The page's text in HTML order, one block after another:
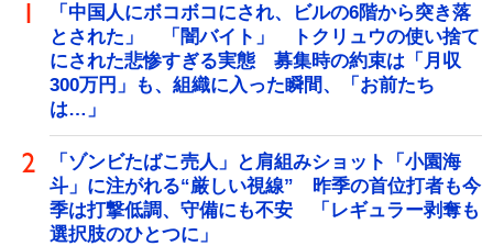
「中国人にボコボコにされ、ビルの6階から突き落
とされた」 「闇バイト」 トクリュウの使い捨て
にされた悲惨すぎる実態 募集時の約束は「月収
300万円」も、組織に入った瞬間、「お前たち
は…」
「ゾンビたばこ売人」と肩組みショット「小園海
斗」に注がれる“厳しい視線” 昨季の首位打者も今
季は打撃低調、守備にも不安 「レギュラー剥奪も
選択肢のひとつに」